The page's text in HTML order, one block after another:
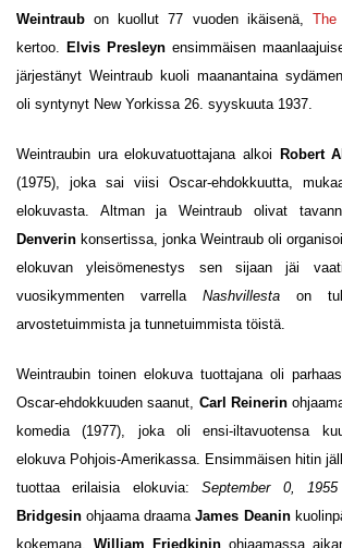
Weintraub on kuollut 77 vuoden ikäisenä, The
kertoo. Elvis Presleyn ensimmäisen
järjestänyt Weintraub kuoli maanantaina
oli syntynyt New Yorkissa 26. syyskuuta 1937.
Weintraubin ura elokuvatuottajana alkoi Robert
(1975), joka sai viisi Oscar-ehdokkuutta,
elokuvasta. Altman ja Weintraub olivat
Denverin konsertissa, jonka Weintraub oli
elokuvan yleisömenestys sen sijaan jäi
vuosikymmenten varrella Nashvillesta on
arvostetuimmista ja tunnetuimmista töistä.
Weintraubin toinen elokuva tuottajana oli
Oscar-ehdokkuuden saanut, Carl Reinerin
komedia (1977), joka oli ensi-iltavuotensa
elokuva Pohjois-Amerikassa. Ensimmäisen hitin
tuottaa erilaisia elokuvia:September 0, 1955
Bridgesin ohjaama draamaJames Deanin
kokemana, William Friedkinin ohjaamassa